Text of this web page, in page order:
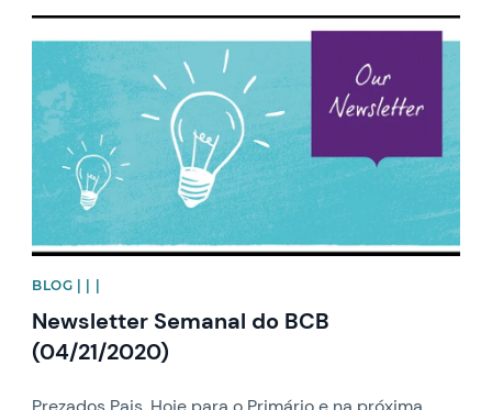
News image
BLOG | | |
Newsletter Semanal do BCB
(04/21/2020)